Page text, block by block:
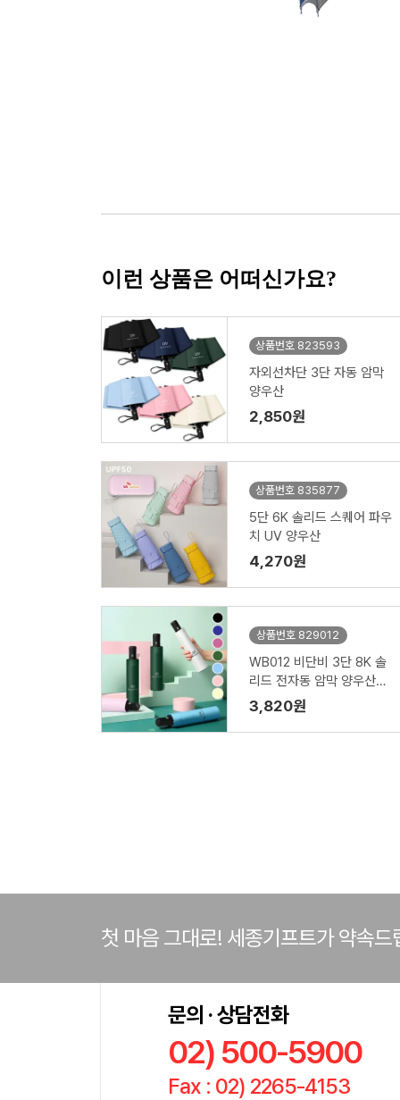
이런 상품은 어떠신가요?
상품번호 823593
자외선차단 3단 자동 암막
양우산
2,850원
상품번호 835877
5단 6K 솔리드 스퀘어 파우
치 UV 양우산
4,270원
상품번호 829012
WB012 비단비 3단 8K 솔
리드 전자동 암막 양우산
(인쇄/케이스포함)
3,820원
첫 마음 그대로! 세종기프트가 약속드
문의 · 상담전화
02) 500-5900
Fax : 02) 2265-4153